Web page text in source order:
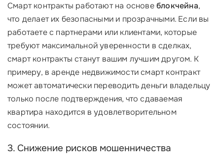
Смарт контракты работают на основеблокчейна,
что делает их безопасными и прозрачными. Если вы
работаете с партнерами или клиентами, которые
требуют максимальной уверенности в сделках,
смарт контракты станут вашим лучшим другом. К
примеру, в аренде недвижимости смарт контракт
может автоматически переводить деньги владельцу
только после подтверждения, что сдаваемая
квартира находится в удовлетворительном
состоянии.
3. Снижение рисков мошенничества